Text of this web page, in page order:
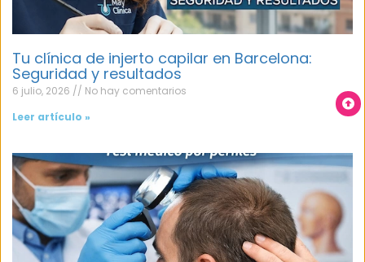
Tu clínica de injerto capilar en Barcelona:
Seguridad y resultados
6 julio, 2026
No hay comentarios
Leer artículo »